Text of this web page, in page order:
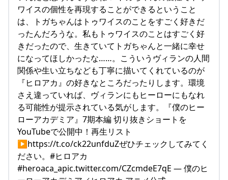
ワイスの個性を再現することができるということ
は、トガちゃんはトゥワイスのことをすごく好きだ
ったんだろうな。私もトゥワイスのことはすごく好
きだったので、生きていてトガちゃんと一緒に幸せ
になってほしかったな……。こういうヴィランの人間
関係や生い立ちなども丁寧に描いてくれているのが
『ヒロアカ』の好きなところだったりします。環境
さえ違っていれば、ヴィランにもヒーローにもなれ
る可能性が提示されている気がします。『僕のヒー
ローアカデミア』7期本編 切り抜きショートを
YouTubeで公開中！再生リスト
▶https://t.co/ck22unfduZぜひチェックしてみてく
ださい。#ヒロアカ
#heroaca_apic.twitter.com/CZcmdeE7qE — 僕のヒ